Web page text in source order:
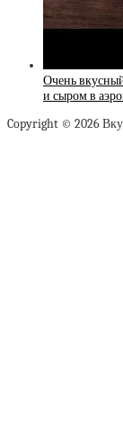
Очень
и сыром в
Copyright © 2026